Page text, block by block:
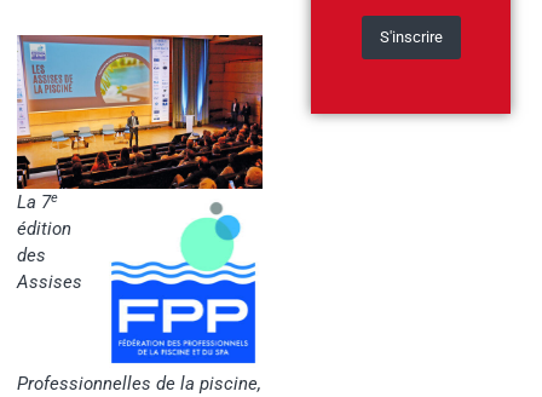
La 7e
édition
des
Assises
Professionnelles de la piscine,